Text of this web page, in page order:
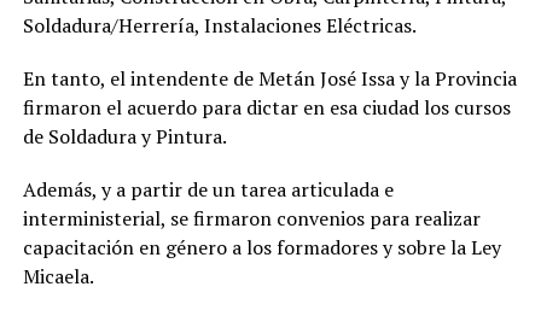
Soldadura/Herrería, Instalaciones Eléctricas.
En tanto, el intendente de Metán José Issa y la Provincia
firmaron el acuerdo para dictar en esa ciudad los cursos
de Soldadura y Pintura.
Además, y a partir de un tarea articulada e
interministerial, se firmaron convenios para realizar
capacitación en género a los formadores y sobre la Ley
Micaela.